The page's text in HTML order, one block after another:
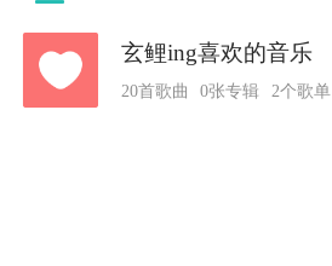
玄鲤ing喜欢的音乐
20首歌曲 0张专辑 2个歌单